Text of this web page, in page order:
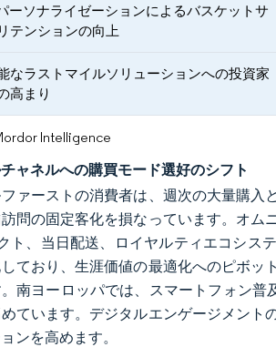
ーソナライゼーションによるバスケットサ
テンションの向上
なラストマイルソリューションへの投資家
高まり
Intelligence
ャネルへの購買モード選好のシフト
ァーストの消費者は、週次の大量購
問の固定客化を損なっています。オム
ト、当日配送、ロイヤルティエコシス
ており、生涯価値の最適化へのピボッ
南ヨーロッパでは、スマートフォン
ています。デジタルエンゲージメント
ンを高めます。